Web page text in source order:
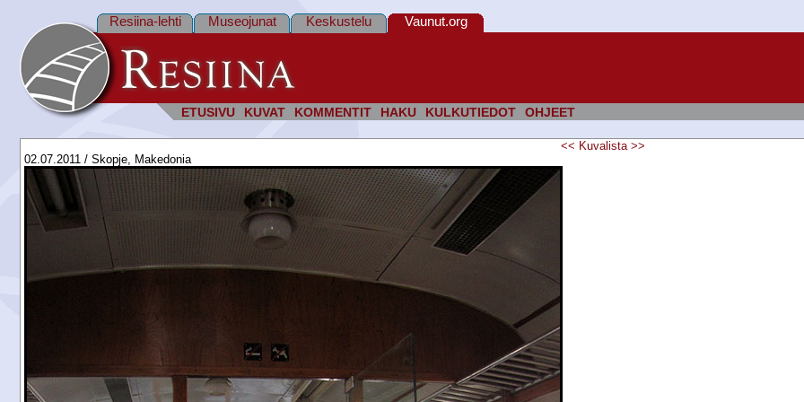
ETUSIVU KUVAT KOMMENTIT HAKU KULKUTIEDOT OHJEET
Resiina-lehti Museojunat Keskustelu Vaunut.org
<< Kuvalista >>
02.07.2011 / Skopje, Makedonia